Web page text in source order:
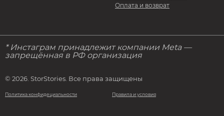
Оплата и возврат
* Инстаграм принадлежит компании Meta —
запрещённая в РФ организация
© 2026. StorStories. Все права защищены
Политика конфидециальности Правила и условия